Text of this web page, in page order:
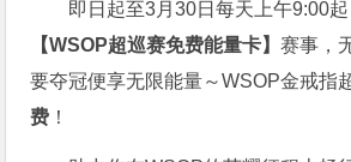
即日起至3月30日每天上午9:00
【WSOP超巡赛免费能量卡】赛事，
要夺冠便享无限能量～WSOP金戒指
费 ！